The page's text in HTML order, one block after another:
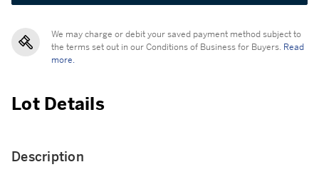
We may charge or debit your saved payment method subject to
the terms set out in our Conditions of Business for Buyers. Read
more.
Lot Details
Description